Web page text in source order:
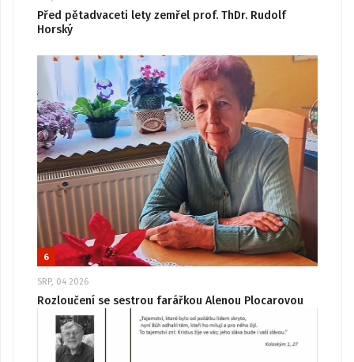
Před pětadvaceti lety zemřel prof. ThDr. Rudolf
Horský
6
SRP, 04 2026
Rozloučení se sestrou farářkou Alenou Plocarovou